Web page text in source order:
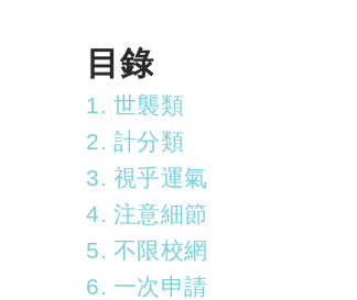
目錄
1. 世襲類
2. 計分類
3. 視乎運氣
4. 注意細節
5. 不限校網
6. 一次申請